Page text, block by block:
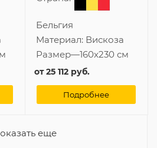
Бельгия
Материал: Вискоза
Размер—160x230 см
от25 112 руб.
Подробнее
еще